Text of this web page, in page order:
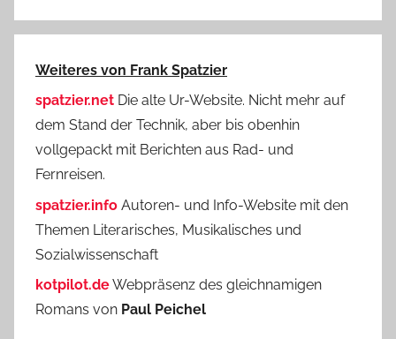
Weiteres von Frank Spatzier
spatzier.net Die alte Ur-Website. Nicht mehr auf
dem Stand der Technik, aber bis obenhin
vollgepackt mit Berichten aus Rad- und
Fernreisen.
spatzier.info Autoren- und Info-Website mit den
Themen Literarisches, Musikalisches und
Sozialwissenschaft
kotpilot.deWebpräsenz des gleichnamigen
Romans von Paul Peichel